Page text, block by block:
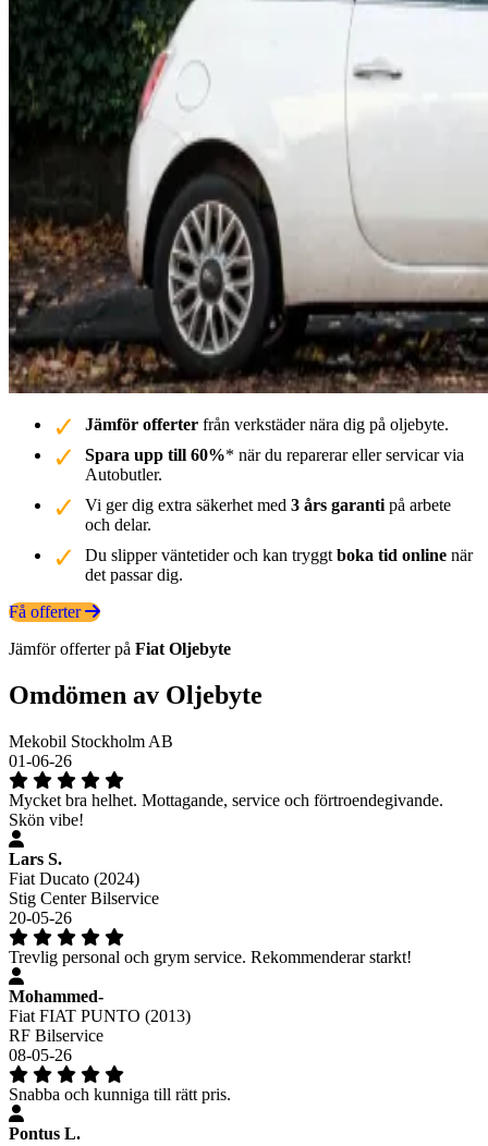
Jämför offerter från verkstäder nära dig på oljebyte.
Spara upp till 60%* när du reparerar eller servicar via
Autobutler.
Vi ger dig extra säkerhet med 3 års garanti på arbete
och delar.
Du slipper väntetider och kan tryggt boka tid online när
det passar dig.
Få offerter
Jämför offerter på Fiat Oljebyte
Omdömen av Oljebyte
Mekobil Stockholm AB
01-06-26
Mycket bra helhet. Mottagande, service och förtroendegivande.
Skön vibe!
Lars S.
Fiat Ducato (2024)
Stig Center Bilservice
20-05-26
Trevlig personal och grym service. Rekommenderar starkt!
Mohammed-
Fiat FIAT PUNTO (2013)
RF Bilservice
08-05-26
Snabba och kunniga till rätt pris.
Pontus L.